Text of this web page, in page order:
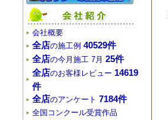
会社概要
全店の施工例 40529件
全店の今月施工 7月 25件
全店のお客様レビュー 14619
件
全店のアンケート 7184件
全国コンクール受賞作品